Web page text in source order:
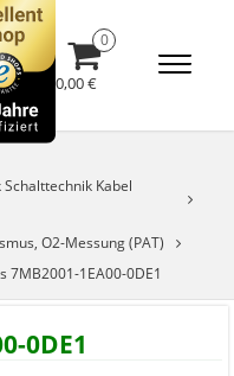
0,00 €
Kabel
O2-Messung (PAT)
7MB2001-1EA00-0DE1
0DE1